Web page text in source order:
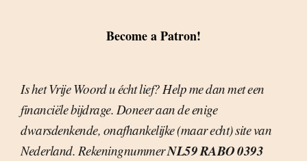
Become a Patron!
Is het Vrije Woord u écht lief? Help me dan met een
financiële bijdrage. Doneer aan de enige
dwarsdenkende, onafhankelijke (maar echt) site van
Nederland. RekeningnummerNL59 RABO 0393